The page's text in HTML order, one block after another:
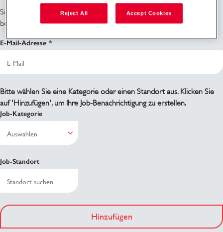
Sie finden nicht, wonach Sie suchen? Melden Sie sich an und wir
benachrichtigen Sie, wenn passende Stellen verfügbar werden.
E-Mail-Adresse
Bitte wählen Sie eine Kategorie oder einen Standort aus. Klicken Sie
auf 'Hinzufügen', um Ihre Job-Benachrichtigung zu erstellen.
Job-Kategorie
Job-Standort
Hinzufügen
Reject All Accept Cookies